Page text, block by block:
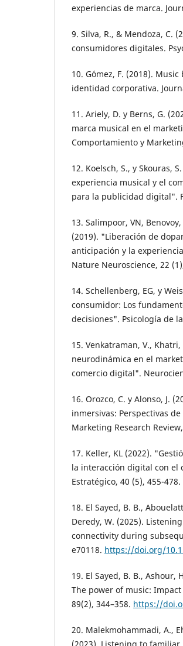
experiencias de marca.
9. Silva, R., & Mendoza, C.
consumidores digitales.
10. Gómez, F. (2018).
identidad corporativa.
11. Ariely, D. y Berns, G.
marca musical en el
Comportamiento y
12. Koelsch, S., y Skouras,
experiencia musical y el
para la publicidad digital".
13. Salimpoor, VN,
(2019). "Liberación de
anticipación y la
Nature Neuroscience, 22
14. Schellenberg, EG, y
consumidor: Los
decisiones". Psicología de
15. Venkatraman, V.,
neurodinámica en el
comercio digital".
16. Orozco, C. y Alonso, J.
inmersivas: Perspectivas
Marketing Research
17. Keller, KL (2022).
la interacción digital con el
Estratégico, 40 (5), 455-478.
18. El Sayed, B. B.,
Deredy, W. (2025).
connectivity during
e70118. https://doi.org/
19. El Sayed, B. B., Ashour,
The power of music: Impact
89(2), 344–358. https://
20. Malekmohammadi, A.,